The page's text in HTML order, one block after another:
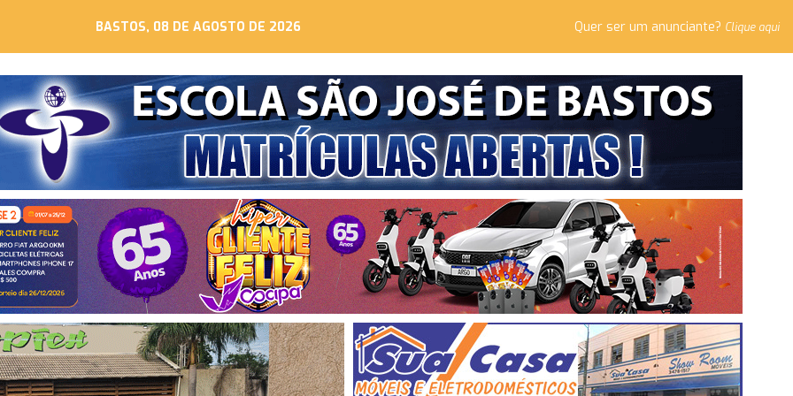
BASTOS, 08 DE AGOSTO DE 2026 Quer ser um anunciante? Clique aqui